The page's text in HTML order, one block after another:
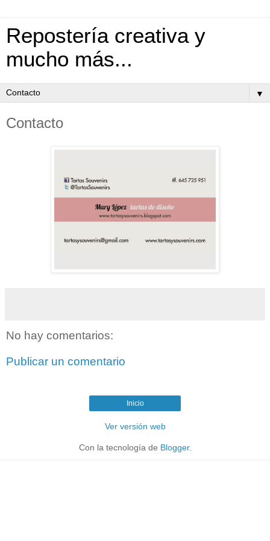
Repostería creativa y
mucho más...
▼
Contacto
No hay comentarios:
Publicar un comentario
Inicio
Ver versión web
Con la tecnología de Blogger.